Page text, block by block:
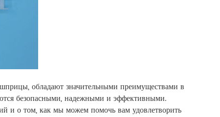
обладают значительными преимуществами в
безопасными, надежными и эффективными.
и о том, как мы можем помочь вам удовлетворить